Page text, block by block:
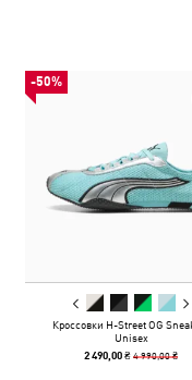
-50%
Кроссовки H-Street OG
Unisex
2 490,00 ₴4 990,00 ₴